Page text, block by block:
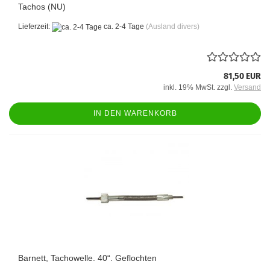
Tachos (NU)
Lieferzeit: ca. 2-4 Tage (Ausland divers)
81,50 EUR
inkl. 19% MwSt. zzgl. Versand
IN DEN WARENKORB
Barnett, Tachowelle. 40“. Geflochten